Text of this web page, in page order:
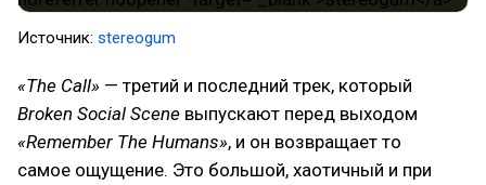
Источник: stereogum
«The Call» — третий и последний трек, который
Broken Social Scene выпускают перед выходом
«Remember The Humans», и он возвращает то
самое ощущение. Это большой, хаотичный и при